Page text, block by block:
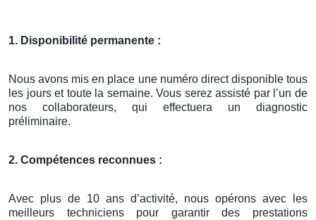
1. Disponibilité permanente :
Nous avons mis en place une numéro direct disponible tous
les jours et toute la semaine. Vous serez assisté par l’un de
nos collaborateurs, qui effectuera un diagnostic
préliminaire.
2. Compétences reconnues :
Avec plus de 10 ans d’activité, nous opérons avec les
meilleurs techniciens pour garantir des prestations